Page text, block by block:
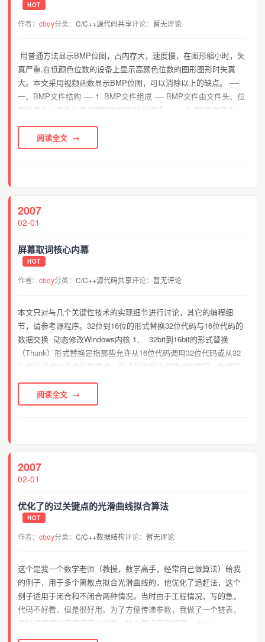
HOT
作者：cboy分类：C/C++源代码共享评论：暂无评论
用普通方法显示BMP位图，占内存大，速度慢，在图形缩小时，失
真严重,在低颜色位数的设备上显示高颜色位数的图形图形时失真
大。本文采用视频函数显示BMP位图，可以消除以上的缺点。 ----
一、BMP文件结构 ---- 1. BMP文件组成 ---- BMP文件由文件头、位
图信息头、颜色信息和图形数据四部分组成。 ---- 2. BMP文件头 ----
BMP文件头数据结构含有BMP文件的...
阅读全文
2007
02-01
屏幕取词核心内幕
HOT
作者：cboy分类：C/C++源代码共享评论：暂无评论
本文只对与几个关键性技术的实现细节进行讨论，其它的编程细
节，请参考源程序。32位到16位的形式替换32位代码与16位代码的
数据交换 动态修改Windows内核 1． 32bit到16bit的形式替换
（Thunk）形式替换是指那些允许从16位代码调用32位代码或从32
位代码调用16位代码的技术。形式替换用于解决试图在同一操作系
统或同一可执行程序上使16位代码与32位...
阅读全文
2007
02-01
优化了的过关键点的光滑曲线拟合算法
HOT
作者：cboy分类：C/C++数据结构评论：暂无评论
这个是我一个数学老师（教授，数学高手，经常自己做算法）给我
的例子，用于多个离散点拟合光滑曲线的，他优化了追赶法，这个
例子适用于闭合和不闭合两种情况。当时由于工程情况，写的急，
代码不好看，但是很好用。为了方便传递参数，我做了一个链表，
用时候根据自己情况可以修改，核心算法不动即可。class
CFoldPoint{public: double X; &nb...